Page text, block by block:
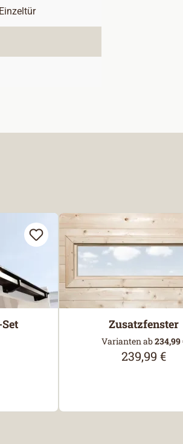
Zusatzfenster
Varianten ab234,99
Regulärer
239,99 €